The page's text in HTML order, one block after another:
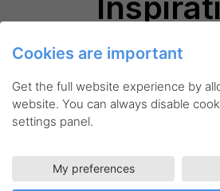
Cookies are important
Get the full website experience by
website. You can always disable
settings panel.
My preferences